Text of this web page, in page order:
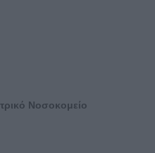
Νοσοκομείο